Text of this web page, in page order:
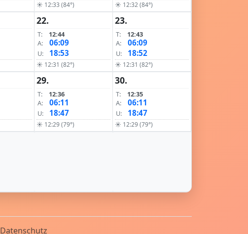
☀ 12:33 (84°) ☀ 12:32 (84°)
22.
T:
12:44
A:
06:09
U: 18:53
☀ 12:31 (82°)
23.
T:
12:43
A:
06:09
U: 18:52
☀ 12:31 (82°)
29.
T:
12:36
A:
06:11
U: 18:47
☀ 12:29 (79°)
30.
T:
12:35
A:
06:11
U: 18:47
☀ 12:29 (79°)
Datenschutz